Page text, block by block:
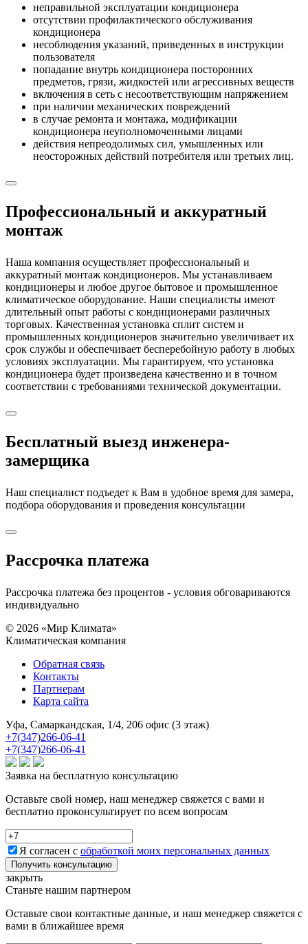
неправильной эксплуатации кондиционера
отсутствии профилактического обслуживания
кондиционера
несоблюдения указаний, приведенных в инструкции
пользователя
попадание внутрь кондиционера посторонних
предметов, грязи, жидкостей или агрессивных веществ
включения в сеть с несоответствующим напряжением
при наличии механических повреждений
в случае ремонта и монтажа, модификации
кондиционера неуполномоченными лицами
действия непреодолимых сил, умышленных или
неосторожных действий потребителя или третьих лиц.
Профессиональный и аккуратный
монтаж
Наша компания осуществляет профессиональный и
аккуратный монтаж кондиционеров. Мы устанавливаем
кондиционеры и любое другое бытовое и промышленное
климатическое оборудование. Наши специалисты имеют
длительный опыт работы с кондиционерами различных
торговых. Качественная установка сплит систем и
промышленных кондиционеров значительно увеличивает их
срок службы и обеспечивает бесперебойную работу в любых
условиях эксплуатации. Мы гарантируем, что установка
кондиционера будет произведена качественно и в точном
соответствии с требованиями технической документации.
Бесплатный выезд инженера-
замерщика
Наш специалист подъедет к Вам в удобное время для замера,
подбора оборудования и проведения консультации
Рассрочка платежа
Рассрочка платежа без процентов - условия обговариваются
индивидуально
© 2026 «Мир Климата»
Климатическая компания
Обратная связь
Контакты
Партнерам
Карта сайта
Уфа, Самаркандская, 1/4, 206 офис (3 этаж)
+7(347)266-06-41
+7(347)266-06-41
Заявка на бесплатную консультацию
Оставьте свой номер, наш менеджер свяжется с вами и
бесплатно проконсультирует по всем вопросам
Я согласен с обработкой моих персональных данных
Получить консультацию
закрыть
Станьте нашим партнером
Оставьте свои контактные данные, и наш менеджер свяжется с
вами в ближайшее время